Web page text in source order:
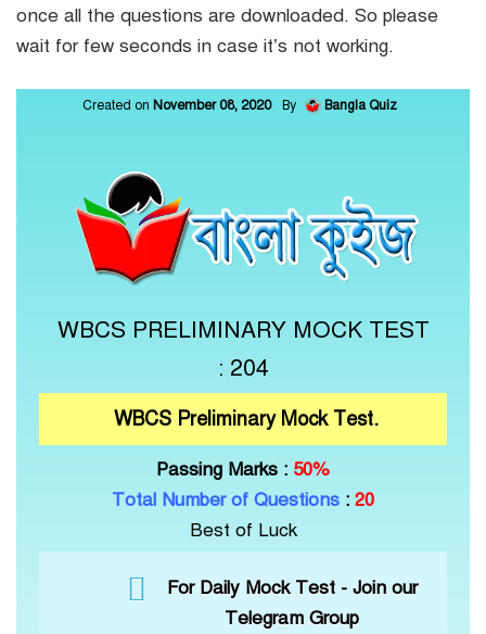
once all the questions are downloaded. So please
wait for few seconds in case it’s not working.
Created on November 08, 2020 By Bangla Quiz
WBCS PRELIMINARY MOCK TEST
: 204
WBCS Preliminary Mock Test.
Passing Marks : 50%
Total Number of Questions : 20
Best of Luck
For Daily Mock Test - Join our
Telegram Group